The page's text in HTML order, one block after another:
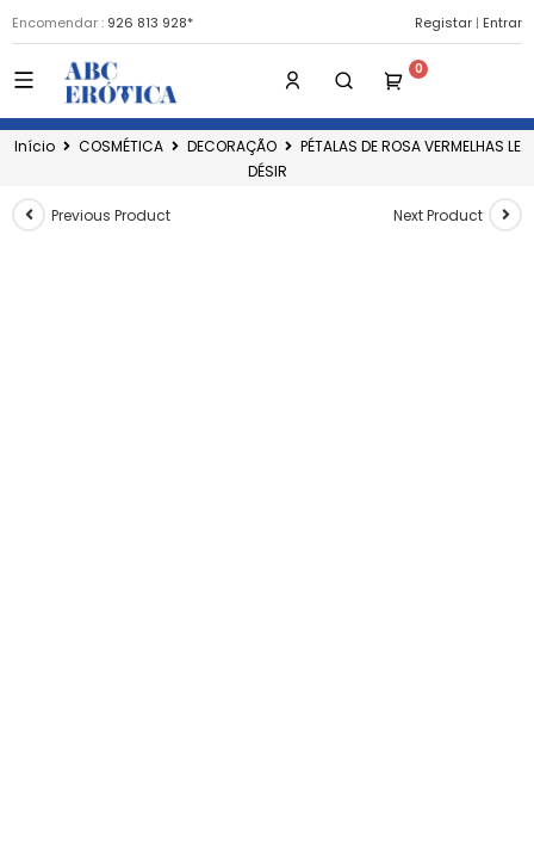
Encomendar : 926 813 928* Registar | Entrar
Início COSMÉTICA DECORAÇÃO
PÉTALAS DE ROSA VERMELHAS LE
DÉSIR
Previous Product Next Product